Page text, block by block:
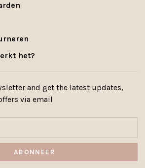
het?
and get the latest updates,
via email
ABONNEER